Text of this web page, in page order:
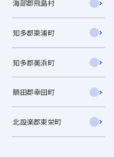
海部郡飛島村
知多郡東浦町
知多郡美浜町
額田郡幸田町
北設楽郡東栄町